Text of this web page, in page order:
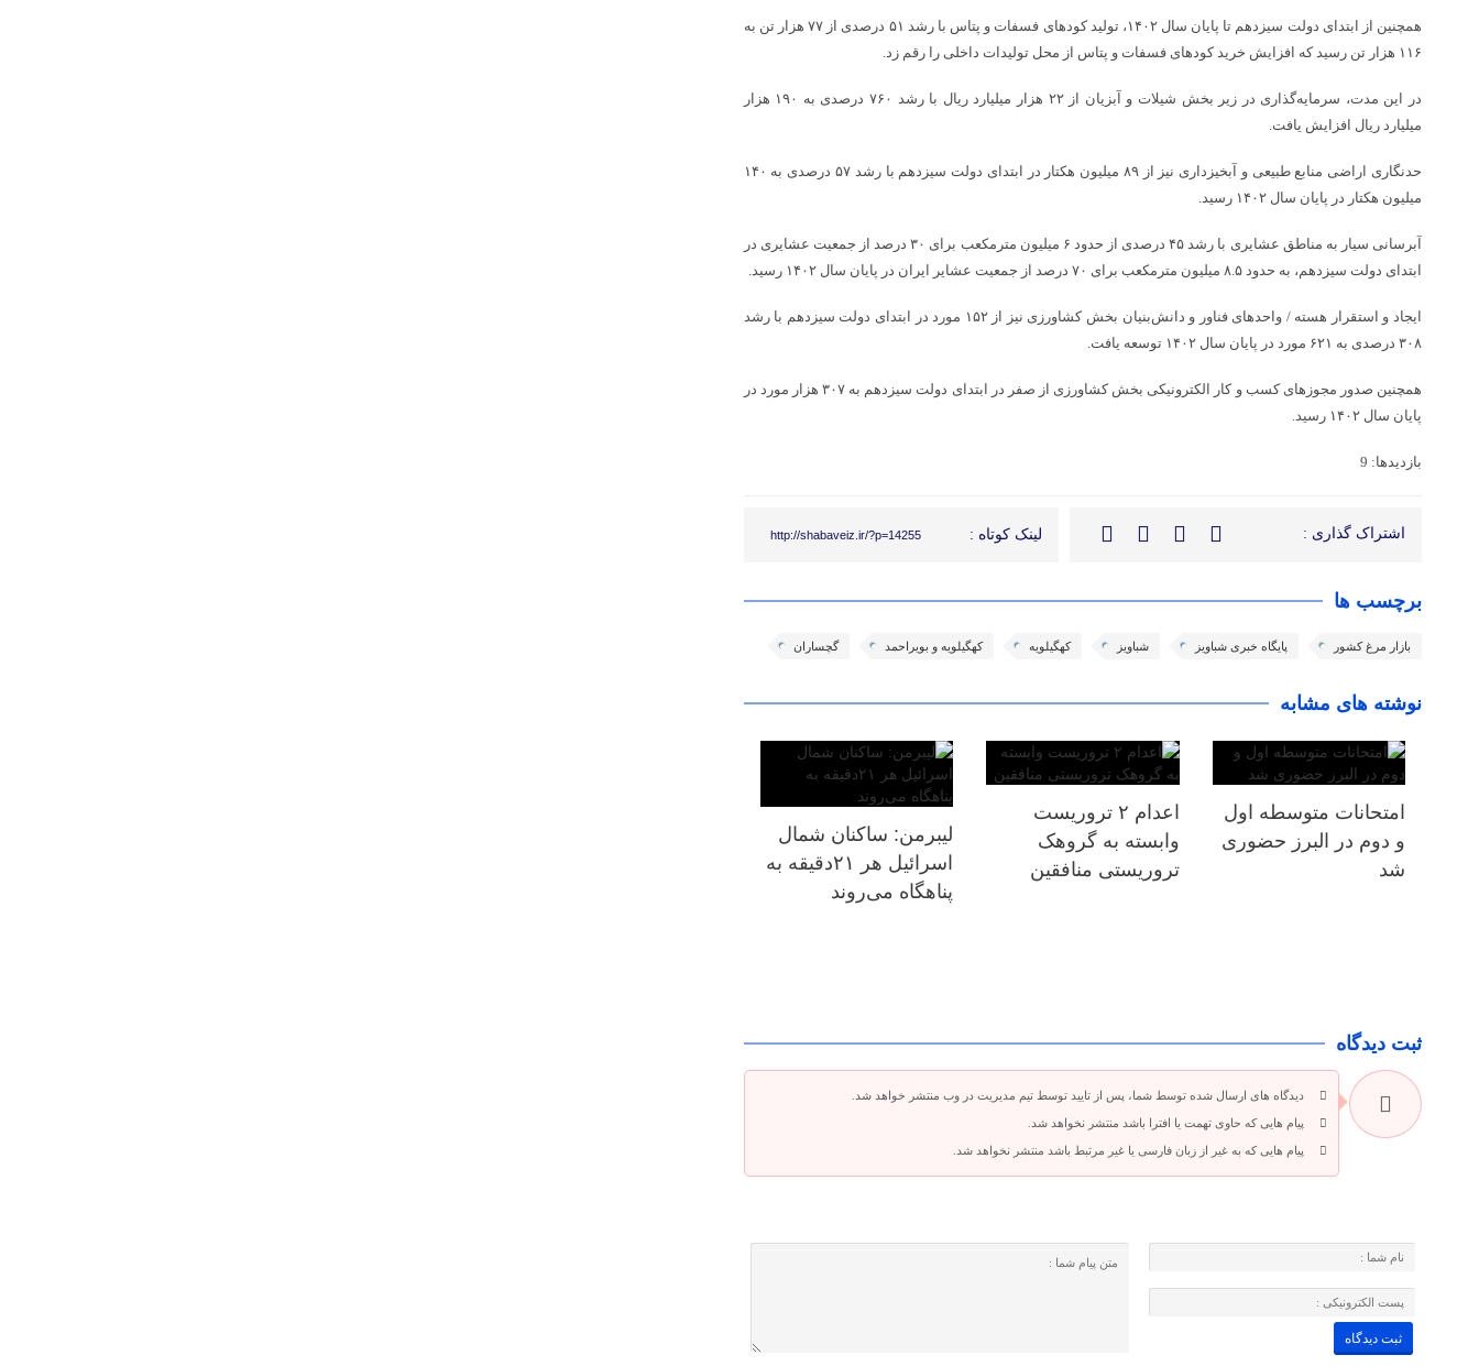
همچنین از ابتدای دولت سیزدهم تا پایان سال ۱۴۰۲، تولید کودهای فسفات و پتاس با رشد ۵۱ درصدی از ۷۷ هزار تن به
۱۱۶ هزار تن رسید که افزایش خرید کودهای فسفات و پتاس از محل تولیدات داخلی را رقم زد.
در این مدت، سرمایه‌گذاری در زیر بخش شیلات و آبزیان از ۲۲ هزار میلیارد ریال با رشد ۷۶۰ درصدی به ۱۹۰ هزار
میلیارد ریال افزایش یافت.
حدنگاری اراضی منابع طبیعی و آبخیزداری نیز از ۸۹ میلیون هکتار در ابتدای دولت سیزدهم با رشد ۵۷ درصدی به ۱۴۰
میلیون هکتار در پایان سال ۱۴۰۲ رسید.
آبرسانی سیار به مناطق عشایری با رشد ۴۵ درصدی از حدود ۶ میلیون مترمکعب برای ۳۰ درصد از جمعیت عشایری در
ابتدای دولت سیزدهم، به حدود ۸.۵ میلیون مترمکعب برای ۷۰ درصد از جمعیت عشایر ایران در پایان سال ۱۴۰۲ رسید.
ایجاد و استقرار هسته / واحدهای فناور و دانش‌بنیان بخش کشاورزی نیز از ۱۵۲ مورد در ابتدای دولت سیزدهم با رشد
۳۰۸ درصدی به ۶۲۱ مورد در پایان سال ۱۴۰۲ توسعه یافت.
همچنین صدور مجوزهای کسب و کار الکترونیکی بخش کشاورزی از صفر در ابتدای دولت سیزدهم به ۳۰۷ هزار مورد در
پایان سال ۱۴۰۲ رسید.
بازدیدها: 9
اشتراک گذاری : لینک کوتاه : http://shabaveiz.ir/?p=14255
برچسب ها
بازار مرغ کشور پایگاه خبری شباویز شباویز کهگیلویه کهگیلویه و بویراحمد گچساران
نوشته های مشابه
امتحانات متوسطه اول
و دوم در البرز حضوری
شد
اعدام ۲ تروریست
وابسته به گروهک
تروریستی منافقین
لیبرمن: ساکنان شمال
اسرائیل هر ۲۱دقیقه به
پناهگاه می‌روند
ثبت دیدگاه
دیدگاه های ارسال شده توسط شما، پس از تایید توسط تیم مدیریت در وب منتشر خواهد شد.
پیام هایی که حاوی تهمت یا افترا باشد منتشر نخواهد شد.
پیام هایی که به غیر از زبان فارسی یا غیر مرتبط باشد منتشر نخواهد شد.